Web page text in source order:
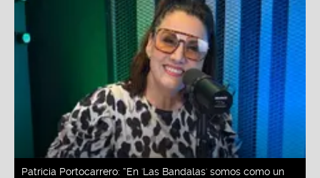
Patricia Portocarrero: “En 'Las Bandalas' somos como un